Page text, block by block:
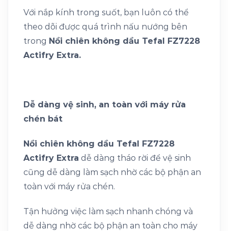
Với nắp kính trong suốt, bạn luôn có thể
theo dõi được quá trình nấu nướng bên
trong Nồi chiên không dầu Tefal FZ7228
Actifry Extra.
Dễ dàng vệ sinh, an toàn với máy rửa
chén bát
Nồi chiên không dầu Tefal FZ7228
Actifry Extra dễ dàng tháo rời để vệ sinh
cũng dễ dàng làm sạch nhờ các bộ phận an
toàn với máy rửa chén.
Tận hưởng việc làm sạch nhanh chóng và
dễ dàng nhờ các bộ phận an toàn cho máy